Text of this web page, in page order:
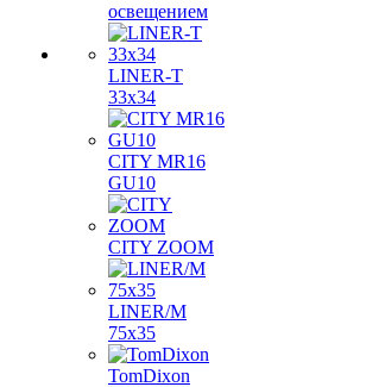
освещением
LINER-T
33x34
CITY MR16
GU10
CITY ZOOM
LINER/M
75х35
TomDixon